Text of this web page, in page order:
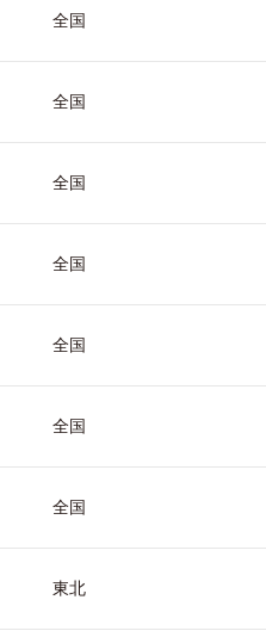
全国
全国
全国
全国
全国
全国
全国
東北